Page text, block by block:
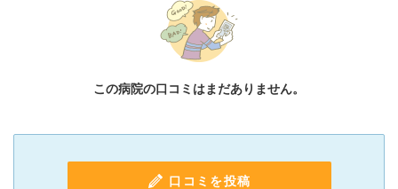
この病院の口コミはまだありません。
口コミを投稿